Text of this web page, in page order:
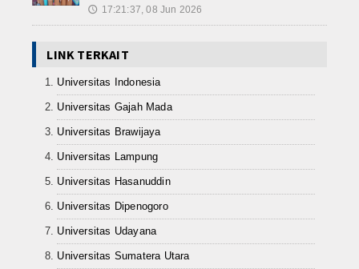
Agribisnis Budidaya Perikanan
Teknik Sepeda Motor ( TSM )
Rekayasa Perangkat Lunak ( RPL
Contact
🕔 17:21:37, 08 Jun 2026
LINK TERKAIT
Universitas Indonesia
Universitas Gajah Mada
Universitas Brawijaya
Universitas Lampung
Universitas Hasanuddin
Universitas Dipenogoro
Universitas Udayana
Universitas Sumatera Utara